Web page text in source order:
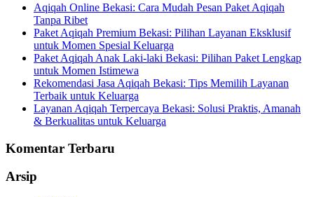
Aqiqah Online Bekasi: Cara Mudah Pesan Paket Aqiqah
Tanpa Ribet
Paket Aqiqah Premium Bekasi: Pilihan Layanan Eksklusif
untuk Momen Spesial Keluarga
Paket Aqiqah Anak Laki-laki Bekasi: Pilihan Paket Lengkap
untuk Momen Istimewa
Rekomendasi Jasa Aqiqah Bekasi: Tips Memilih Layanan
Terbaik untuk Keluarga
Layanan Aqiqah Terpercaya Bekasi: Solusi Praktis, Amanah
& Berkualitas untuk Keluarga
Komentar Terbaru
Arsip